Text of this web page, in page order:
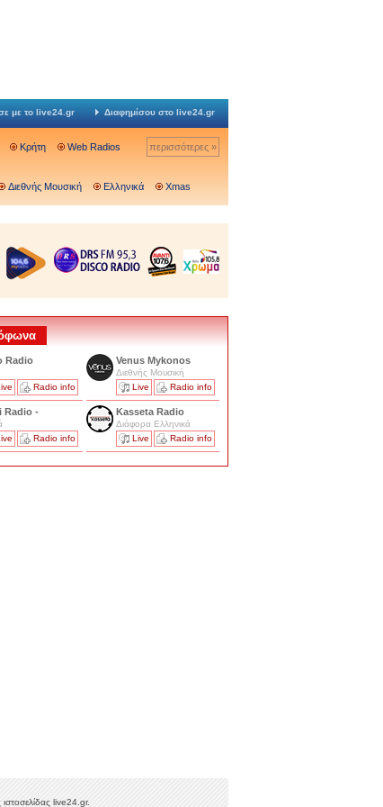
με το live24.gr Διαφημίσου στο live24.gr
Κρήτη Web Radios περισσότερες »
Διεθνής Μουσική Ελληνικά Xmas
Radio
Radio info
Venus Mykonos
Διεθνής Μουσική
Live
Radio info
Radio -
Radio info
Kasseta Radio
Διάφορα Ελληνικά
Live
Radio info
live24.gr.